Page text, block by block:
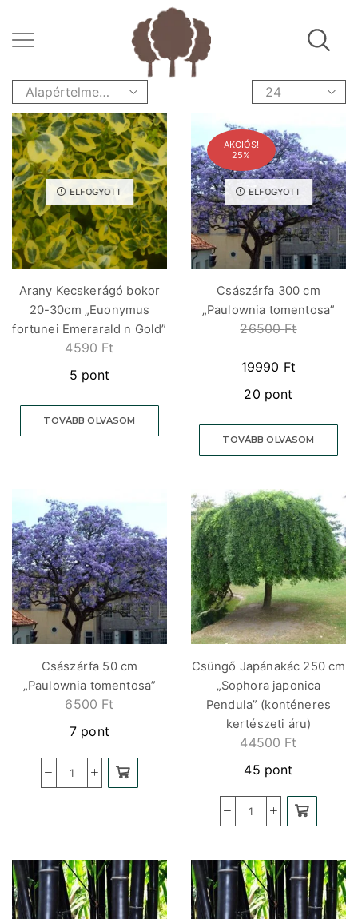
ELFOGYOTT
Arany Kecskerágó bokor
20-30cm „Euonymus
fortunei Emerarald n Gold”
4590 Ft
5 pont
TOVÁBB OLVASOM
AKCIÓS!
25%
ELFOGYOTT
Császárfa 300 cm
„Paulownia tomentosa”
26500Ft
19990 Ft
20 pont
TOVÁBB OLVASOM
Császárfa 50 cm
„Paulownia tomentosa”
6500 Ft
7 pont
Csüngő Japánakác 250 cm
„Sophora japonica
Pendula” (konténeres
kertészeti áru)
44500 Ft
45 pont